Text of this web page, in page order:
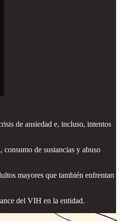
de ansiedad e, incluso, intentos
de sustancias y abuso
mayores que también enfrentan
del VIH en la entidad.